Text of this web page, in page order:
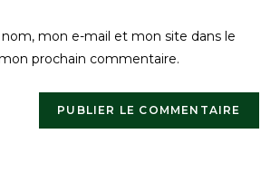
mon e-mail et mon site dans le
prochain commentaire.